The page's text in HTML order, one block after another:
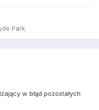
Park
w błąd pozostałych